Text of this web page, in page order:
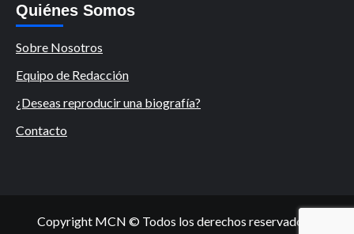
Quiénes Somos
Sobre Nosotros
Equipo de Redacción
¿Deseas reproducir una biografía?
Contacto
Copyright MCN © Todos los derechos reservados.